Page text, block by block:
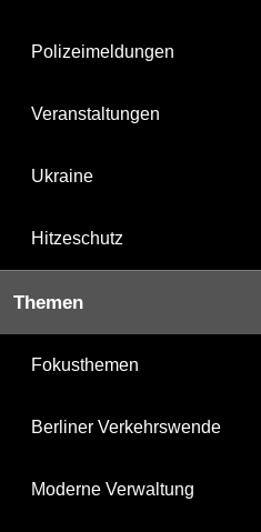
Polizeimeldungen
Veranstaltungen
Ukraine
Hitzeschutz
Themen
Fokusthemen
Berliner Verkehrswende
Moderne Verwaltung